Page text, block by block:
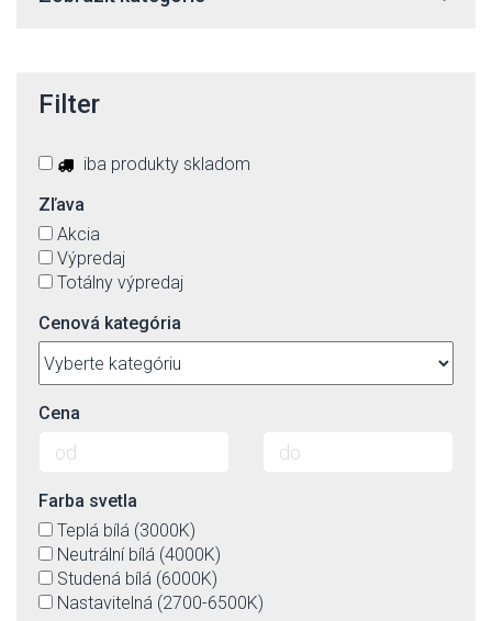
Filter
iba produkty skladom
Zľava
Akcia
Výpredaj
Totálny výpredaj
Cenová kategória
Cena
Farba svetla
Teplá bílá (3000K)
Neutrální bílá (4000K)
Studená bílá (6000K)
Nastavitelná (2700-6500K)